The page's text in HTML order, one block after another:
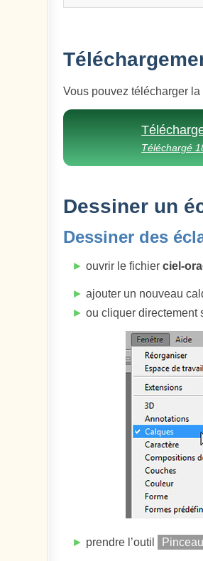
Vous pouvez télécharger
Téléchargé
Dessiner un
Dessiner des
► ouvrir le fichierciel-
► ajouter un nouveau
► ou cliquer directement
► prendre l’outil Pinceau